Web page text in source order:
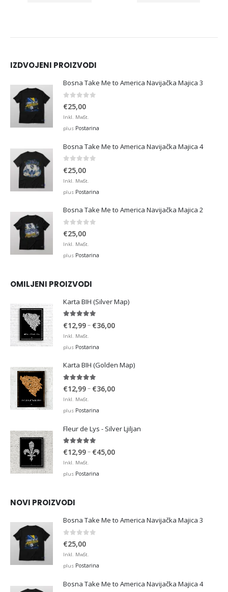
IZDVOJENI PROIZVODI
Bosna Take Me to America Navijačka Majica 3
0 out of 5
€25,00
Inkl. MwSt.
plus Postarina
Bosna Take Me to America Navijačka Majica 4
€25,00
Inkl. MwSt.
plus Postarina
Bosna Take Me to America Navijačka Majica 2
0 out of 5
€25,00
Inkl. MwSt.
plus Postarina
OMILJENI PROIZVODI
Karta BIH (Silver Map)
€12,99– €36,00Price
€36,00
Inkl. MwSt.
plus Postarina
Karta BIH (Golden Map)
4.93out of 5
€12,99– €36,00Price
€36,00
Inkl. MwSt.
plus Postarina
Fleur de Lys - Silver Ljiljan
4.88out of 5
€12,99– €45,00Price
Inkl. MwSt.
plus Postarina
NOVI PROIZVODI
Bosna Take Me to America Navijačka Majica 3
0 out of 5
€25,00
Inkl. MwSt.
plus Postarina
Bosna Take Me to America Navijačka Majica 4